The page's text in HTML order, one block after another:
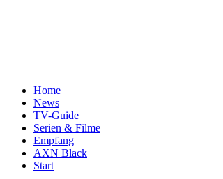
Home
News
TV-Guide
Serien & Filme
Empfang
AXN Black
Start